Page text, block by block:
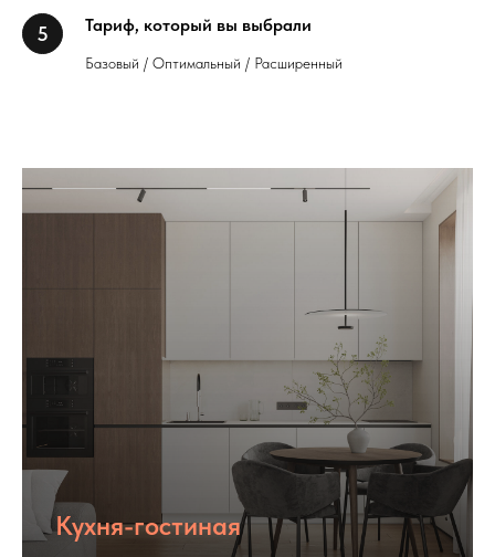
Тариф, который вы выбрали
Базовый / Оптимальный / Расширенный
Кухня-гостиная